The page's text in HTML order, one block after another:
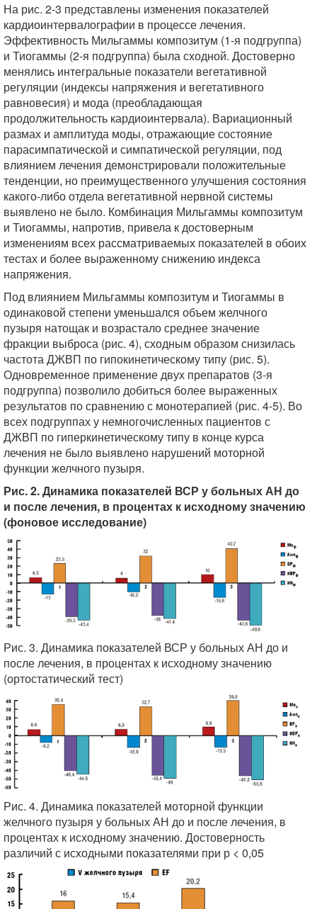
На рис. 2-3 представлены изменения показателей
кардиоинтервалографии в процессе лечения.
Эффективность Мильгаммы композитум (1-я подгруппа)
и Тиогаммы (2-я подгруппа) была сходной. Достоверно
менялись интегральные показатели вегетативной
регуляции (индексы напряжения и вегетативного
равновесия) и мода (преобладающая
продолжительность кардиоинтервала). Вариационный
размах и амплитуда моды, отражающие состояние
парасимпатической и симпатической регуляции, под
влиянием лечения демонстрировали положительные
тенденции, но преимущественного улучшения состояния
какого-либо отдела вегетативной нервной системы
выявлено не было. Комбинация Мильгаммы композитум
и Тиогаммы, напротив, привела к достоверным
изменениям всех рассматриваемых показателей в обоих
тестах и более выраженному снижению индекса
напряжения.
Под влиянием Мильгаммы композитум и Тиогаммы в
одинаковой степени уменьшался объем желчного
пузыря натощак и возрастало среднее значение
фракции выброса (рис. 4), сходным образом снизилась
частота ДЖВП по гипокинетическому типу (рис. 5).
Одновременное применение двух препаратов (3-я
подгруппа) позволило добиться более выраженных
результатов по сравнению с монотерапией (рис. 4-5). Во
всех подгруппах у немногочисленных пациентов с
ДЖВП по гиперкинетическому типу в конце курса
лечения не было выявлено нарушений моторной
функции желчного пузыря.
Рис. 2. Динамика показателей ВСР у больных АН до
и после лечения, в процентах к исходному значению
(фоновое исследование)
Рис. 3. Динамика показателей ВСР у больных АН до и
после лечения, в процентах к исходному значению
(ортостатический тест)
Рис. 4. Динамика показателей моторной функции
желчного пузыря у больных АН до и после лечения, в
процентах к исходному значению. Достоверность
различий с исходными показателями при р < 0,05